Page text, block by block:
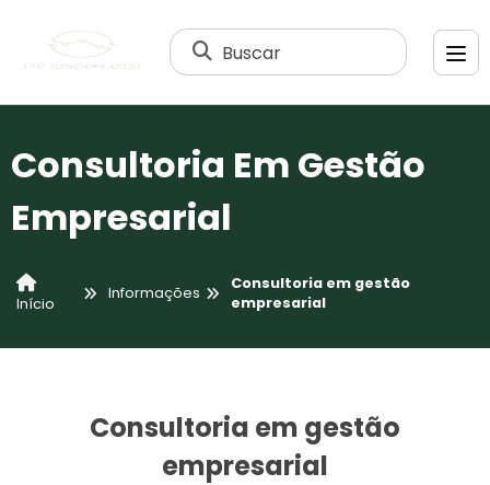
Buscar
Consultoria Em Gestão
Empresarial
Início
Informações
Consultoria em gestão
empresarial
Consultoria em gestão
empresarial